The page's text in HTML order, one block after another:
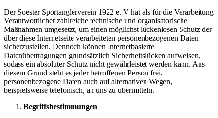
Der Soester Sportanglerverein 1922 e. V hat als für die Verarbeitung
Verantwortlicher zahlreiche technische und organisatorische
Maßnahmen umgesetzt, um einen möglichst lückenlosen Schutz der
über diese Internetseite verarbeiteten personenbezogenen Daten
sicherzustellen. Dennoch können Internetbasierte
Datenübertragungen grundsätzlich Sicherheitslücken aufweisen,
sodass ein absoluter Schutz nicht gewährleistet werden kann. Aus
diesem Grund steht es jeder betroffenen Person frei,
personenbezogene Daten auch auf alternativen Wegen,
beispielsweise telefonisch, an uns zu übermitteln.
Begriffsbestimmungen